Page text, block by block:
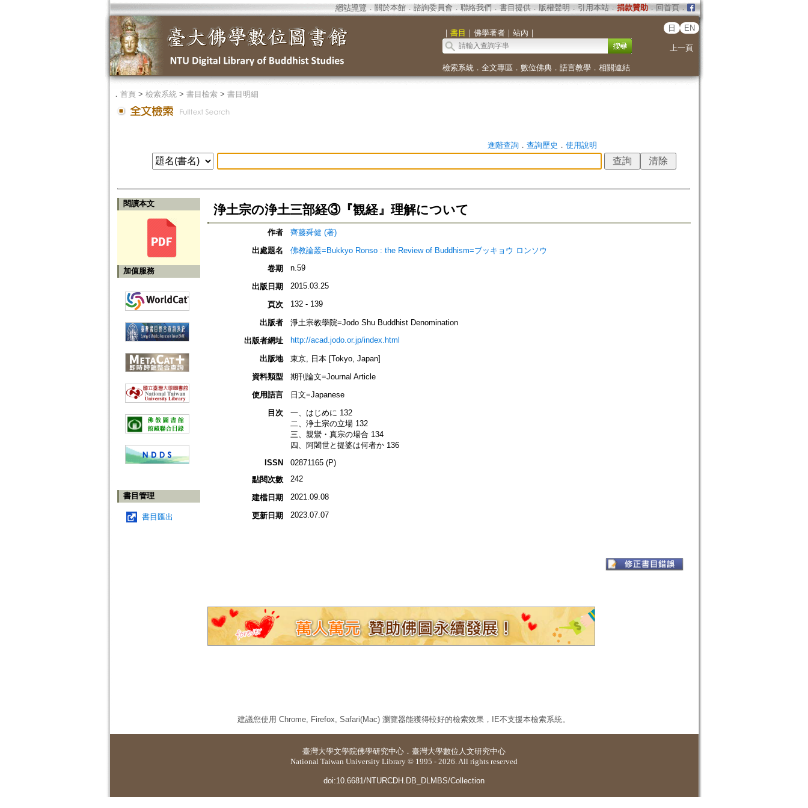
網站導覽 ． 關於本館． 諮詢委員會． 聯絡我們 ． 書目提供． 版權聲明 ． 引用本站． 捐款贊助．回首頁．
｜ 書目 ｜ 佛學著者｜ 站內 ｜
日 EN
上一頁
檢索系統． 全文專區 ． 數位佛典． 語言教學． 相關連結
． 首頁> 檢索系統> 書目檢索> 書目明細
進階查詢． 查詢歷史 ． 使用說明
閱讀本文
加值服務
書目管理
書目匯出
浄土宗の浄土三部経③『観経』理解について
作者
齊藤舜健 (著)
出處題名
佛教論叢=Bukkyo Ronso : the Review of Buddhism=ブッキョウ ロンソウ
卷期
n.59
出版日期 2015.03.25
頁次 132 - 139
出版者
淨土宗教學院=Jodo Shu Buddhist Denomination
出版者網址
http://acad.jodo.or.jp/index.html
出版地
東京, 日本 [Tokyo, Japan]
資料類型
期刊論文=Journal Article
使用語言
日文=Japanese
目次
一、はじめに 132
二、浄土宗の立場 132
三、親鸞・真宗の場合 134
四、阿闍世と提婆は何者か 136
ISSN
02871165 (P)
點閱次數
242
建檔日期 2021.09.08
更新日期 2023.07.07
建議您使用 Chrome, Firefox, Safari(Mac) 瀏覽器能獲得較好的檢索效果，IE不支援本檢索系統。
臺灣大學文學院佛學研究中心 ． 臺灣大學數位人文研究中心
National Taiwan University Library © 1995 - 2026. All rights reserved
doi:10.6681/NTURCDH.DB_DLMBS/Collection